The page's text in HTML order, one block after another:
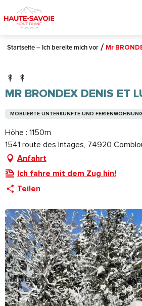
au
contenu
principal
Startseite – Ich bereite mich vor Mr
MR BRONDEX DENIS ET
MÖBLIERTE UNTERKÜNFTE UND
Höhe : 1150m
1541 route des Intages, 74920
Anfahrt
Ich fahre mit dem Zug hin!
Teilen